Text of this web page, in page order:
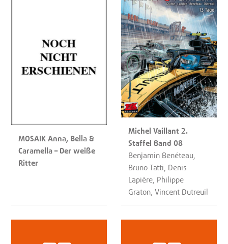
MOSAIK Anna, Bella &
Caramella – Der weiße
Ritter
Michel Vaillant 2.
Staffel Band 08
Benjamin Benéteau,
Bruno Tatti, Denis
Lapière, Philippe
Graton, Vincent Dutreuil